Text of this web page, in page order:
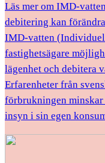
Läs mer om IMD-
debitering kan
IMD-vatten
fastighetsägare
lägenhet och debitera
Erfarenheter från
förbrukningen minskar
insyn i sin egen